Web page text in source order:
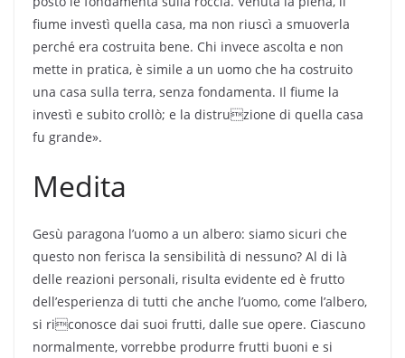
fiume investì quella casa, ma non riuscì a smuoverla
perché era costruita bene. Chi invece ascolta e non
mette in pratica, è simile a un uomo che ha costruito
una casa sulla terra, senza fondamenta. Il fiume la
investì e subito crollò; e la distruzione di quella casa
fu grande».
Medita
Gesù paragona l’uomo a un albero: siamo sicuri che
questo non ferisca la sensibilità di nessuno? Al di là
delle reazioni personali, risulta evidente ed è frutto
dell’esperienza di tutti che anche l’uomo, come l’albero,
si riconosce dai suoi frutti, dalle sue opere. Ciascuno
normalmente, vorrebbe produrre frutti buoni e si